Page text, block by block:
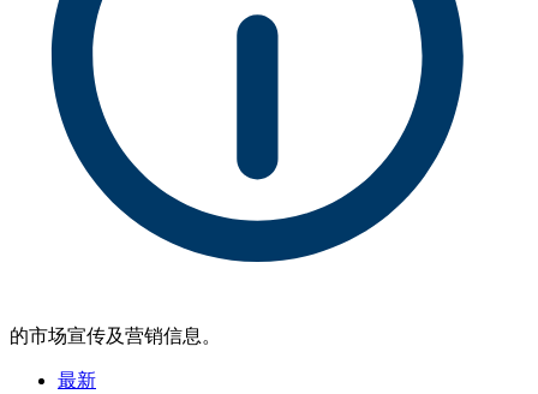
的市场宣传及营销信息。
最新